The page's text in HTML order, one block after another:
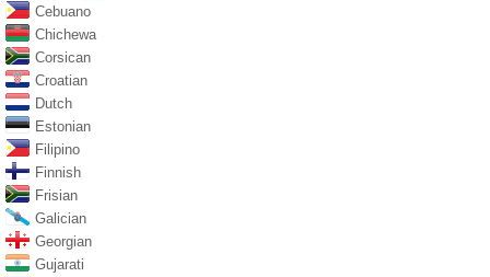
Cebuano
Chichewa
Corsican
Croatian
Dutch
Estonian
Filipino
Finnish
Frisian
Galician
Georgian
Gujarati